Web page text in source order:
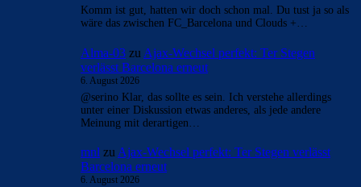
Komm ist gut, hatten wir doch schon mal. Du tust ja so als
wäre das zwischen FC_Barcelona und Clouds +…
Alma-03 zu Ajax-Wechsel perfekt: Ter Stegen
verlässt Barcelona erneut
6. August 2026
@serino Klar, das sollte es sein. Ich verstehe allerdings
unter einer Diskussion etwas anderes, als jede andere
Meinung mit derartigen…
mnl zu Ajax-Wechsel perfekt: Ter Stegen verlässt
Barcelona erneut
6. August 2026